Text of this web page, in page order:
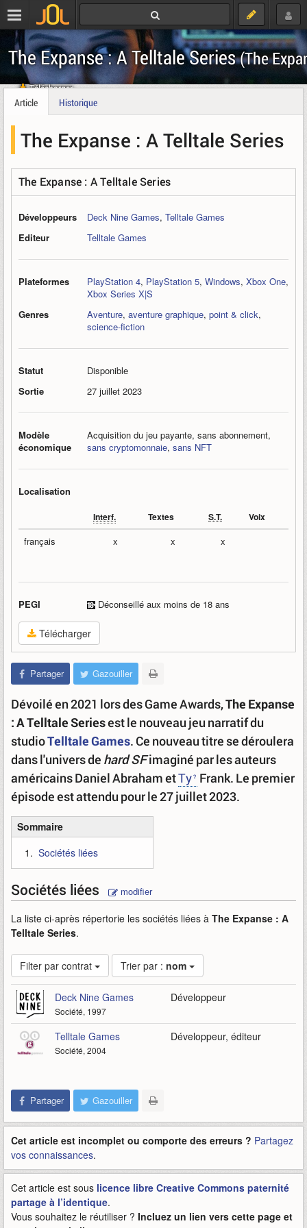
The Expanse : A Telltale Series(The
Télécharger
Article
Historique
The Expanse : A Telltale Series
The Expanse : A Telltale Series
Développeurs Deck Nine Games, Telltale Games
Editeur
Telltale Games
Plateformes PlayStation 4, PlayStation 5, Windows, Xbox One,
Xbox Series X|S
Genres
Aventure, aventure graphique, point & click,
science-fiction
Statut
Disponible
Sortie
27 juillet 2023
Modèle
économique
Acquisition du jeu payante, sans abonnement,
sans cryptomonnaie, sans NFT
Localisation
Interf. Textes S.T. Voix
français x x x
PEGI Déconseillé aux moins de 18 ans
Télécharger
Partager Gazouiller
Dévoilé en 2021 lors des Game Awards,The Expanse
: A Telltale Seriesest le nouveau jeu narratif du
studioTelltale Games. Ce nouveau titre se déroulera
dans l'univers de hard SFimaginé par les auteurs
américains Daniel Abraham etTy Frank. Le premier
épisode est attendu pour le 27 juillet 2023.
Sommaire
Sociétés liées
Sociétés liées modifier
La liste ci-après répertorie les sociétés liées à The Expanse : A
Telltale Series.
Filter par contrat Trier par : nom
Deck Nine Games
Société, 1997
Développeur
Telltale Games
Société, 2004
Développeur, éditeur
Partager Gazouiller
Cet article est incomplet ou comporte des erreurs ? Partagez
vos connaissances.
Cet article est sous licence libre Creative Commons paternité
partage à l’identique.
Vous souhaitez le réutiliser ? Incluez un lien vers cette page et